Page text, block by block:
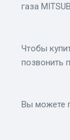
газа
Чтобы
позвонить
Вы можете